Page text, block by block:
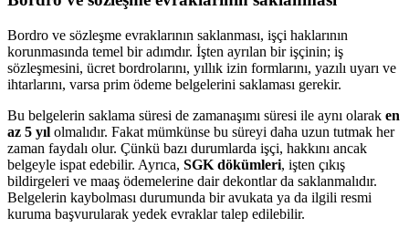
Bordro ve sözleşme evraklarının saklanması, işçi haklarının
korunmasında temel bir adımdır. İşten ayrılan bir işçinin; iş
sözleşmesini, ücret bordrolarını, yıllık izin formlarını, yazılı uyarı ve
ihtarlarını, varsa prim ödeme belgelerini saklaması gerekir.
Bu belgelerin saklama süresi de zamanaşımı süresi ile aynı olarak en
az 5 yıl olmalıdır. Fakat mümkünse bu süreyi daha uzun tutmak her
zaman faydalı olur. Çünkü bazı durumlarda işçi, hakkını ancak
belgeyle ispat edebilir. Ayrıca, SGK dökümleri, işten çıkış
bildirgeleri ve maaş ödemelerine dair dekontlar da saklanmalıdır.
Belgelerin kaybolması durumunda bir avukata ya da ilgili resmi
kuruma başvurularak yedek evraklar talep edilebilir.